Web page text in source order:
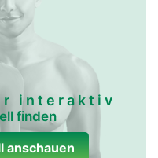
interaktiv
finden
anschauen